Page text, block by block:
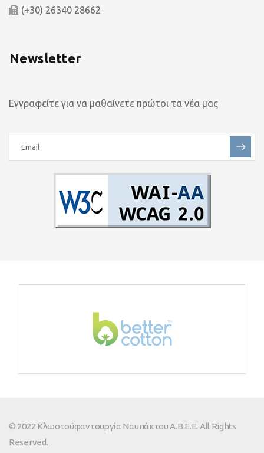
(+30) 26340 28662
Newsletter
Εγγραφείτε για να μαθαίνετε πρώτοι τα νέα μας
© 2022 Κλωστοϋφαντουργία Ναυπάκτου Α.Β.Ε.Ε. All Rights
Reserved.